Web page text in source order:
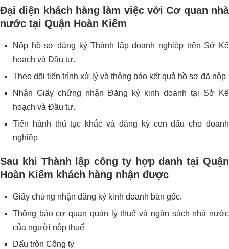
Đại diện khách hàng làm việc với Cơ quan nhà
nước tại Quận Hoàn Kiếm
Nộp hồ sơ đăng ký Thành lập doanh nghiệp trên Sở Kế
hoạch và Đầu tư.
Theo dõi tiến trình xử lý và thông báo kết quả hồ sơ đã nộp
Nhận Giấy chứng nhận Đăng ký kinh doanh tại Sở Kế
hoạch và Đầu tư.
Tiến hành thủ tục khắc và đăng ký con dấu cho doanh
nghiệp
Sau khi Thành lập công ty hợp danh tại Quận
Hoàn Kiếm khách hàng nhận được
Giấy chứng nhận đăng ký kinh doanh bản gốc.
Thông báo cơ quan quản lý thuế và ngân sách nhà nước
của người nộp thuế
Dấu tròn Công ty